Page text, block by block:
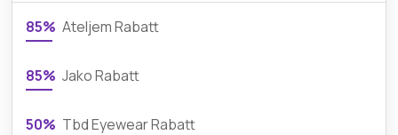
85% Ateljem Rabatt
85% Jako Rabatt
50% Tbd Eyewear Rabatt